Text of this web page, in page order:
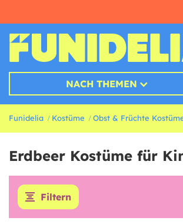
NACH THEMEN
Funidelia Kostüme Obst & Früchte
Erdbeer Kostüme für
Filtern